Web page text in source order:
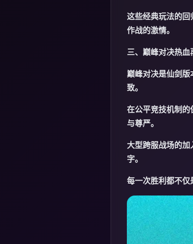
这些经典玩法的
作战的激情。
三、巅峰对决热血
巅峰对决是仙剑
致。
在公平竞技机制
与尊严。
大型跨服战场的
字。
每一次胜利都不